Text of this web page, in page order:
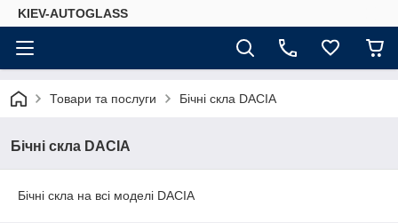
KIEV-AUTOGLASS
Товари та послуги Бічні скла DACIA
Бічні скла DACIA
Бічні скла на всі моделі DACIA